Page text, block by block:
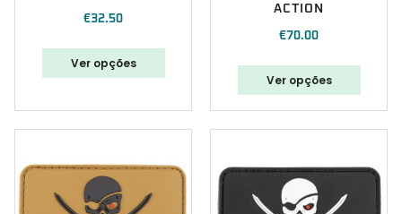
€32.50
Ver opções
ACTION
€70.00
Ver opções